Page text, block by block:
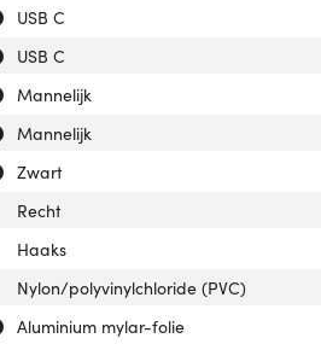
Uitleg over 'Aansluiting 1'
Verberg uitleg over 'Aansluiting 1'
USB C
Uitleg over 'Aansluiting 2'
Verberg uitleg over 'Aansluiting 2'
USB C
Uitleg over 'Aansluiting 1 type'
Verberg uitleg over 'Aansluiting 1 type'
Mannelijk
Uitleg over 'Aansluiting 2 type'
Verberg uitleg over 'Aansluiting 2 type'
Mannelijk
Uitleg over 'Kleur van het product'
Verberg uitleg over 'Kleur van het product'
Zwart
Recht
Haaks
Nylon/polyvinylchloride (PVC)
Uitleg over 'Kabelafscherming'
Verberg uitleg over 'Kabelafscherming'
Aluminium mylar-folie